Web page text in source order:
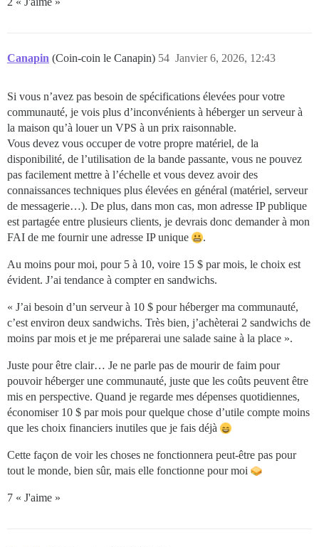
Canapin (Coin-coin le Canapin) Janvier 6, 2026, 12:43
54
Si vous n’avez pas besoin de spécifications élevées pour votre
communauté, je vois plus d’inconvénients à héberger un serveur à
la maison qu’à louer un VPS à un prix raisonnable.
Vous devez vous occuper de votre propre matériel, de la
disponibilité, de l’utilisation de la bande passante, vous ne pouvez
pas facilement mettre à l’échelle et vous devez avoir des
connaissances techniques plus élevées en général (matériel, serveur
de messagerie…). De plus, dans mon cas, mon adresse IP publique
est partagée entre plusieurs clients, je devrais donc demander à mon
FAI de me fournir une adresse IP unique
.
Au moins pour moi, pour 5 à 10, voire 15 $ par mois, le choix est
évident. J’ai tendance à compter en sandwichs.
« J’ai besoin d’un serveur à 10 $ pour héberger ma communauté,
c’est environ deux sandwichs. Très bien, j’achèterai 2 sandwichs de
moins par mois et je me préparerai une salade saine à la place ».
Juste pour être clair… Je ne parle pas de mourir de faim pour
pouvoir héberger une communauté, juste que les coûts peuvent être
mis en perspective. Quand je regarde mes dépenses quotidiennes,
économiser 10 $ par mois pour quelque chose d’utile compte moins
que les choix financiers inutiles que je fais déjà
Cette façon de voir les choses ne fonctionnera peut-être pas pour
tout le monde, bien sûr, mais elle fonctionne pour moi
7 « J'aime »